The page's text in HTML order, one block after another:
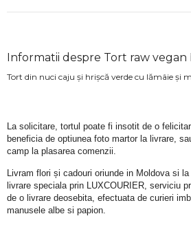
Informatii despre Tort raw vegan
Tort din nuci caju și hrișcă verde cu lămâie și
La solicitare, tortul poate fi insotit de o
beneficia de optiunea foto martor la livrare,
camp la plasarea comenzii.
Livram flori și cadouri oriunde in Moldova si
livrare speciala prin LUXCOURIER, serviciu
de o livrare deosebita, efectuata de curieri
manusele albe si papion.